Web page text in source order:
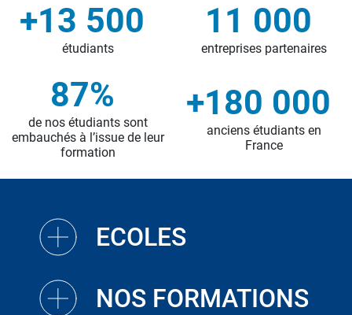
+13 500
étudiants
11 000
entreprises partenaires
87%
de nos étudiants sont
embauchés à l’issue de leur
formation
+180 000
anciens étudiants en
France
ECOLES
NOS FORMATIONS